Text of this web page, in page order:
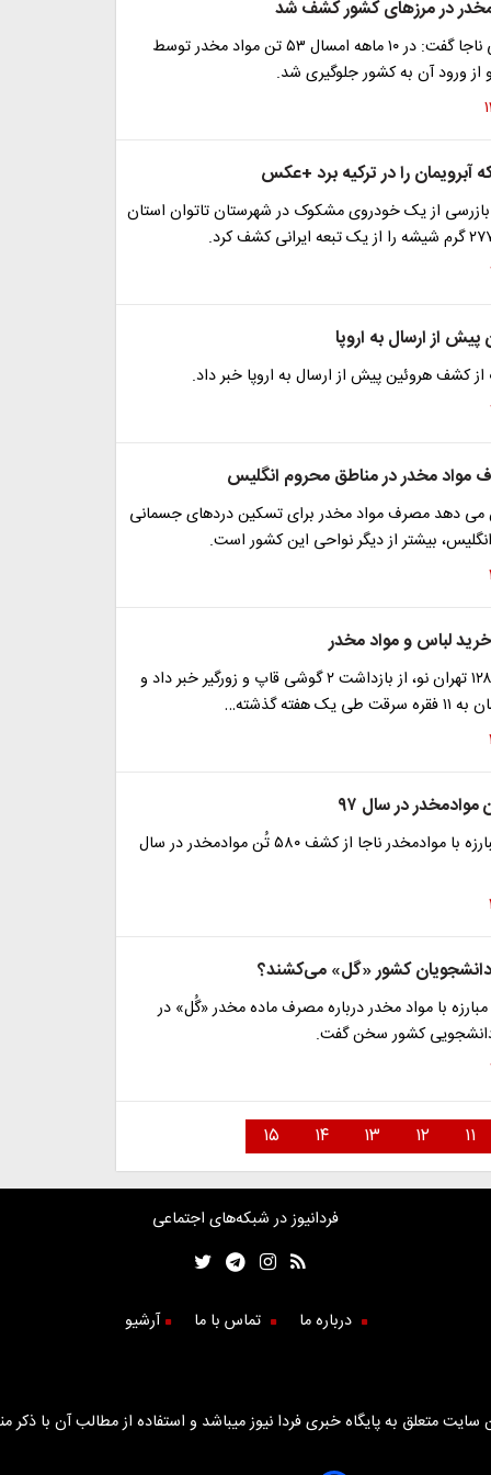
فرمانده مرزبانی ناجا گفت: در ۱۰ ماهه امسال ۵۳ تن مواد مخدر توسط
از ورود آن به کشور جلوگیری شد.
آبرویمان را در ترکیه برد +عکس
بازرسی از یک خودروی مشکوک در شهرستان تاتوان استان
از ارسال به اروپا
از کشف هروئین پیش از ارسال به اروپا خبر داد.
مواد مخدر در مناطق محروم انگلیس
می دهد مصرف مواد مخدر برای تسکین دردهای جسمانی
بیشتر از دیگر نواحی این کشور است.
لباس و مواد مخدر
رئیس کلانتری ۱۲۸ تهران نو، از بازداشت ۲ گوشی قاپ و زورگیر خبر داد و
گذشته…
رئیس پلیس مبارزه با موادمخدر ناجا از کشف ۵۸۰ تُن موادمخدر در سال
کشور «گل» می‌کشند؟
با مواد مخدر درباره مصرف ماده مخدر «گُل» در
کشور سخن گفت.
۱۱ ۱۲ ۱۳ ۱۴ ۱۵
فردانیوز در شبکه‌های اجتماعی
درباره ما تماس با ما آرشیو
متعلق به پایگاه خبری فردا نیوز میباشد و استفاده از مطالب آن با ذکر